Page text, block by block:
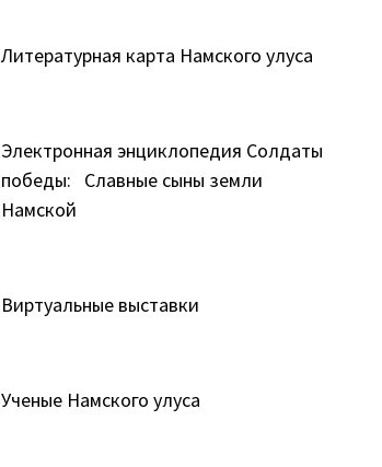
Литературная карта Намского улуса
Электронная энциклопедия Солдаты
победы: Славные сыны земли
Намской
Виртуальные выставки
Ученые Намского улуса